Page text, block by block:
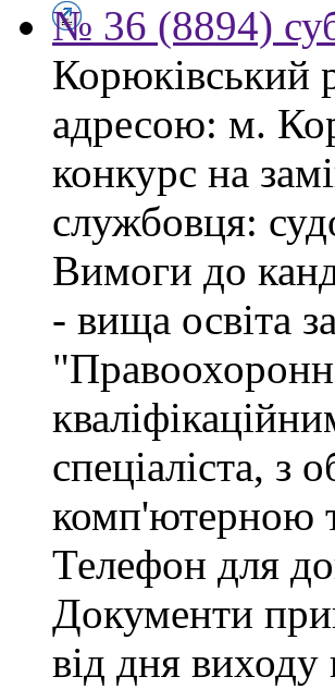
№ 36 (8894)
Корюківський
адресою: м.
конкурс на
службовця:
Вимоги до
- вища освіта
спеціаліста, з
комп'ютерною
Телефон для
Документи
від дня виходу